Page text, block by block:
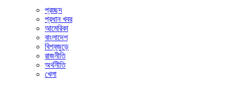
প্রচ্ছদ
প্রধান খবর
আমেরিকা
বাংলাদেশ
বিশ্বজুড়ে
রাজনীতি
অর্থনীতি
খেলা